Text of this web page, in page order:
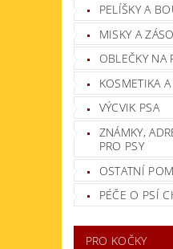
PELÍŠKY A
MISKY A
OBLEČKY NA
KOSMETIKA
VÝCVIK PSA
ZNÁMKY,
PRO PSY
OSTATNÍ
PÉČE O PSÍ
PRO KOČKY